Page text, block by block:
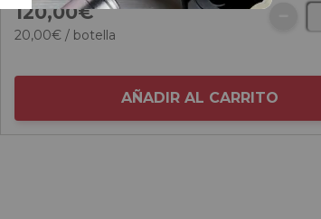
120,00€
20,00€ / botella
AÑADIR AL CARRITO